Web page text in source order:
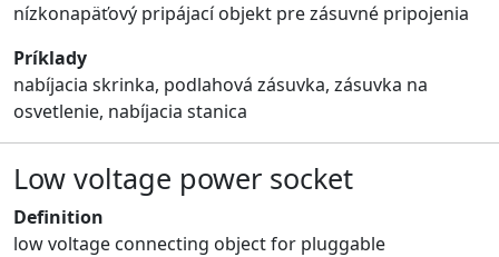
nízkonapäťový pripájací objekt pre zásuvné pripojenia
Príklady
nabíjacia skrinka, podlahová zásuvka, zásuvka na
osvetlenie, nabíjacia stanica
Low voltage power socket
Definition
low voltage connecting object for pluggable